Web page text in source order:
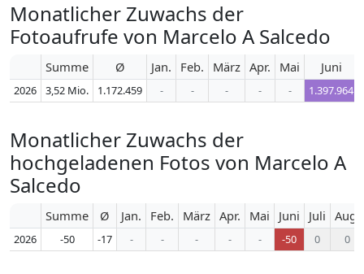
Monatlicher Zuwachs der
Fotoaufrufe von Marcelo A Salcedo
Summe Ø Jan. Feb. März Apr. Mai Juni
2026 3,52 Mio. 1.172.459 - - - - - 1.397.964
Monatlicher Zuwachs der
hochgeladenen Fotos von Marcelo A
Salcedo
Summe Ø Jan. Feb. März Apr. Mai Juni Juli Aug.
2026 -50 -17 - - - - - -50 0 0